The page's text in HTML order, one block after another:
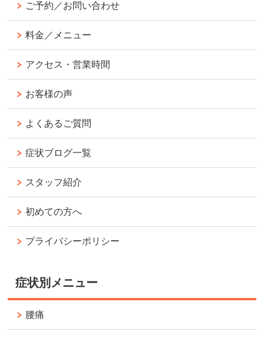
ご予約／お問い合わせ
料金／メニュー
アクセス・営業時間
お客様の声
よくあるご質問
症状ブログ一覧
スタッフ紹介
初めての方へ
プライバシーポリシー
症状別メニュー
腰痛